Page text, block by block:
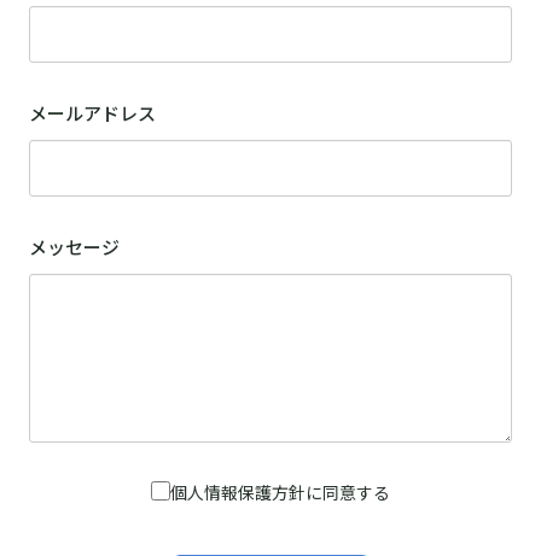
メールアドレス
メッセージ
個人情報保護方針に同意する